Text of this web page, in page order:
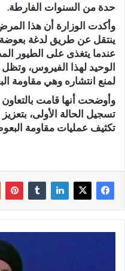
حدة من السنوات الفارطة.
وأكدت الوزارة أن هذا
ينتقل عن طريق لدغة
عندما يتغذى على الطيور
الوحيد لهذا الفيروس، وتظل
لمنع انتشاره وهي مقاومة
وأوضحت أنها قامت
تسجيل الحالة الأولى،
تكثيف عمليات مقاومة